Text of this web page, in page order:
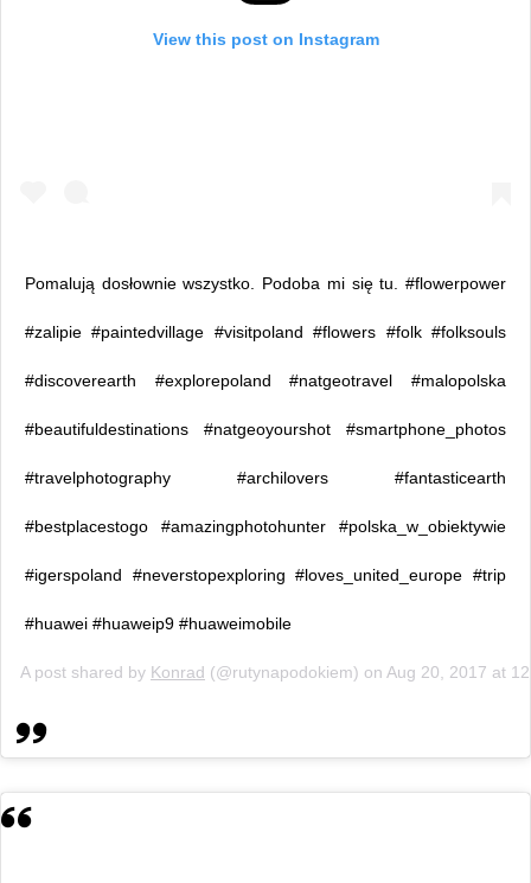
View this post on Instagram
Pomalują dosłownie wszystko. Podoba mi się tu. #flowerpower
#zalipie #paintedvillage #visitpoland #flowers #folk #folksouls
#discoverearth #explorepoland #natgeotravel #malopolska
#beautifuldestinations #natgeoyourshot #smartphone_photos
#travelphotography #archilovers #fantasticearth
#bestplacestogo #amazingphotohunter #polska_w_obiektywie
#igerspoland #neverstopexploring #loves_united_europe #trip
#huawei #huaweip9 #huaweimobile
A post shared by Konrad (@rutynapodokiem) on Aug 20, 2017 at